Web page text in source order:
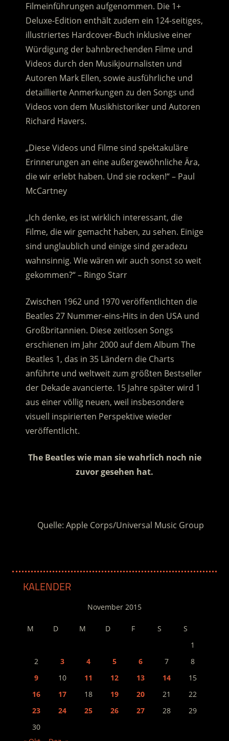
Filmeinführungen aufgenommen. Die 1+
Deluxe-Edition enthält zudem ein 124-seitiges,
illustriertes Hardcover-Buch inklusive einer
Würdigung der bahnbrechenden Filme und
Videos durch den Musikjournalisten und
Autoren Mark Ellen, sowie ausführliche und
detaillierte Anmerkungen zu den Songs und
Videos von dem Musikhistoriker und Autoren
Richard Havers.
„Diese Videos und Filme sind spektakuläre
Erinnerungen an eine außergewöhnliche Ära,
die wir erlebt haben. Und sie rocken!“ – Paul
McCartney
„Ich denke, es ist wirklich interessant, die
Filme, die wir gemacht haben, zu sehen. Einige
sind unglaublich und einige sind geradezu
wahnsinnig. Wie wären wir auch sonst so weit
gekommen?“ – Ringo Starr
Zwischen 1962 und 1970 veröffentlichten die
Beatles 27 Nummer-eins-Hits in den USA und
Großbritannien. Diese zeitlosen Songs
erschienen im Jahr 2000 auf dem Album The
Beatles 1, das in 35 Ländern die Charts
anführte und weltweit zum größten Bestseller
der Dekade avancierte. 15 Jahre später wird 1
aus einer völlig neuen, weil insbesondere
visuell inspirierten Perspektive wieder
veröffentlicht.
The Beatles wie man sie wahrlich noch nie
zuvor gesehen hat.
Quelle: Apple Corps/Universal Music Group
KALENDER
November 2015
M D M D F S
S
1
2
3 4 5 6 7
8
9
10 11 12 13 14
15
16
17 18 19 20 21
22
23
24 25 26 27 28
29
30